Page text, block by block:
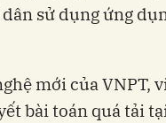
sử dụng ứng
mới của VNPT,
bài toán quá tải